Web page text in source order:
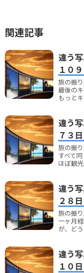
関連記事
違う
１０
旅の振
最後の
もっと
違う
７３
旅の振
すべて
ほぼ観
違う
２８
旅の振
一ヶ月
が、ど
違う
１０